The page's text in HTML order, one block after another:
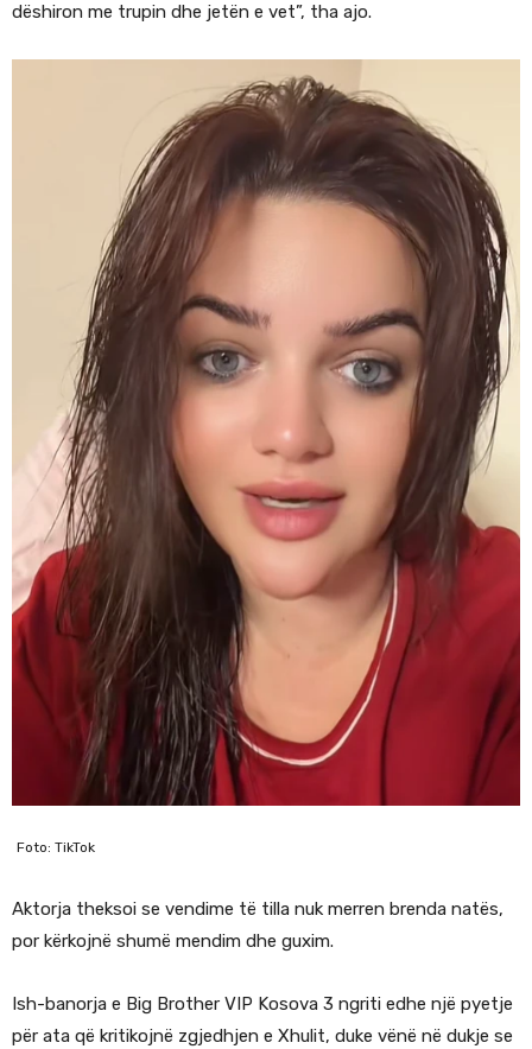
dëshiron me trupin dhe jetën e vet”, tha ajo.
Foto: TikTok
Aktorja theksoi se vendime të tilla nuk merren brenda natës,
por kërkojnë shumë mendim dhe guxim.
Ish-banorja e Big Brother VIP Kosova 3 ngriti edhe një pyetje
për ata që kritikojnë zgjedhjen e Xhulit, duke vënë në dukje se